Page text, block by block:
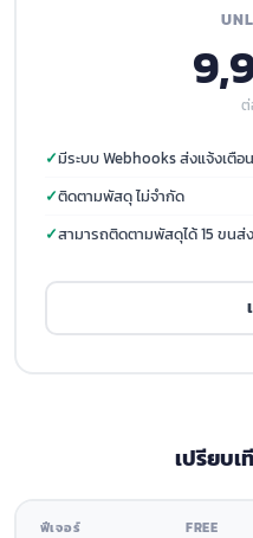
ต่
มีระบบ Webhooks ส่งแจ้งเตือ
ติดตามพัสดุ ไม่จำกัด
สามารถติดตามพัสดุได้ 15 ขนส่ง
เปรียบ
ฟีเจอร์ FREE